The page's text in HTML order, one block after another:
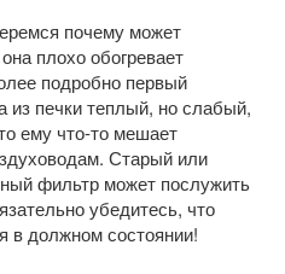
почему может
плохо обогревает
подробно первый
из печки теплый, но слабый,
ему что-то мешает
Старый или
фильтр может послужить
убедитесь, что
в должном состоянии!